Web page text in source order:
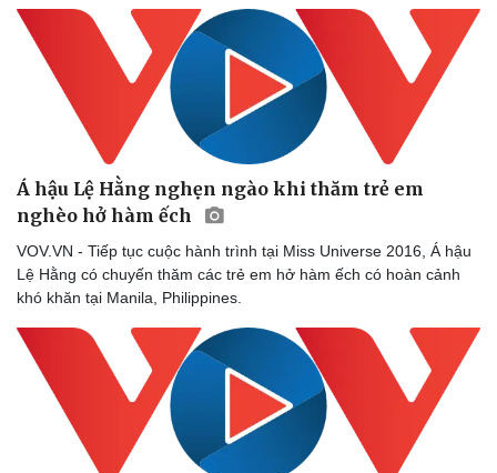
Á hậu Lệ Hằng nghẹn ngào khi thăm trẻ em
nghèo hở hàm ếch
VOV.VN - Tiếp tục cuộc hành trình tại Miss Universe 2016, Á hậu
Lệ Hằng có chuyến thăm các trẻ em hở hàm ếch có hoàn cảnh
khó khăn tại Manila, Philippines.